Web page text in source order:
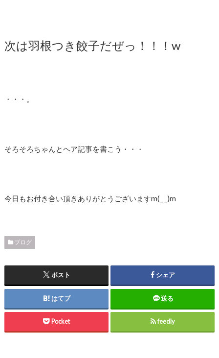
次は羽根つき餃子だぜっ！！！w
・・・。
そろそろちゃんとヘア記事を書こう・・・
今日もお付き合い頂きありがとうございますm(_ _)m
ブログ
ポスト シェア
はてブ 送る
Pocket feedly